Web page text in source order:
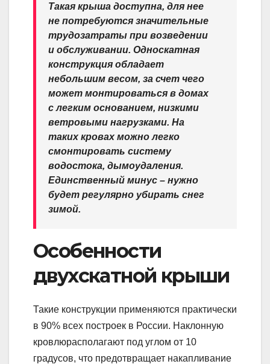
Такая крыша доступна, для нее
не потребуются значительные
трудозатраты при возведении
и обслуживании. Односкатная
конструкция обладает
небольшим весом, за счет чего
может монтироваться в домах
с легким основанием, низкими
ветровыми нагрузками. На
таких кровах можно легко
смонтировать систему
водостока, дымоудаления.
Единственный минус – нужно
будет регулярно убирать снег
зимой.
Особенности
двухскатной крыши
Такие конструкции применяются практически
в 90% всех построек в России. Наклонную
кровлюрасполагают под углом от 10
градусов, что предотвращает накапливание